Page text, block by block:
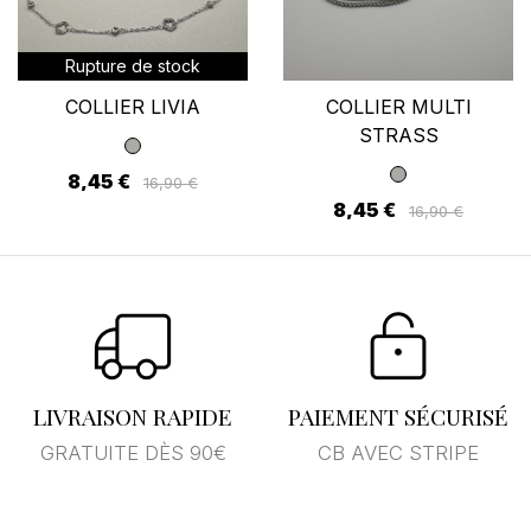
Rupture de stock
COLLIER LIVIA
8,45 € 16,90 €
COLLIER MULTI
STRASS
8,45 € 16,90 €
LIVRAISON RAPIDE
GRATUITE DÈS 90€
PAIEMENT SÉCURISÉ
CB AVEC STRIPE